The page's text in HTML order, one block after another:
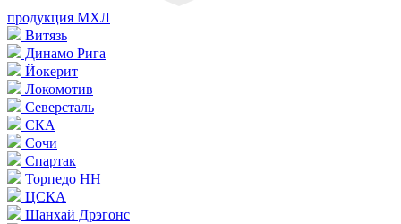
продукция МХЛ
Витязь
Динамо Рига
Йокерит
Локомотив
Северсталь
СКА
Сочи
Спартак
Торпедо НН
ЦСКА
Шанхай Дрэгонс